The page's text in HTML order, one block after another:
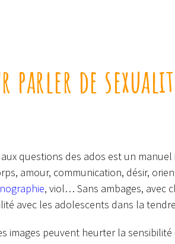
de
questions des ados est un
amour, communication, désir,
, viol… Sans ambages, avec
avec les adolescents dans la
images peuvent heurter la